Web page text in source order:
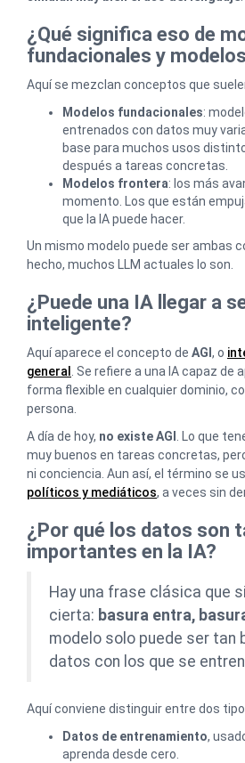
¿Qué significa eso de
fundacionales y
Aquí se mezclan conceptos que
Modelos fundacionales:
entrenados con datos muy
base para muchos usos
después a tareas concretas.
Modelos frontera: los más
momento. Los que están
que la IA puede hacer.
Un mismo modelo puede ser ambas
hecho, muchos LLM actuales lo son.
¿Puede una IA llegar a
inteligente?
Aquí aparece el concepto de AGI , o
general
. Se refiere a una IA capaz de
forma flexible en cualquier dominio,
persona.
A día de hoy, no existe AGI
. Lo que
muy buenos en tareas concretas,
ni conciencia. Aun así, el término se
políticos y mediáticos, a veces sin
¿Por qué los datos son
importantes en la IA?
Hay una frase clásica que
cierta: basura entra,
modelo solo puede ser tan
datos con los que se
Aquí conviene distinguir entre dos
Datos de entrenamiento,
aprenda desde cero.